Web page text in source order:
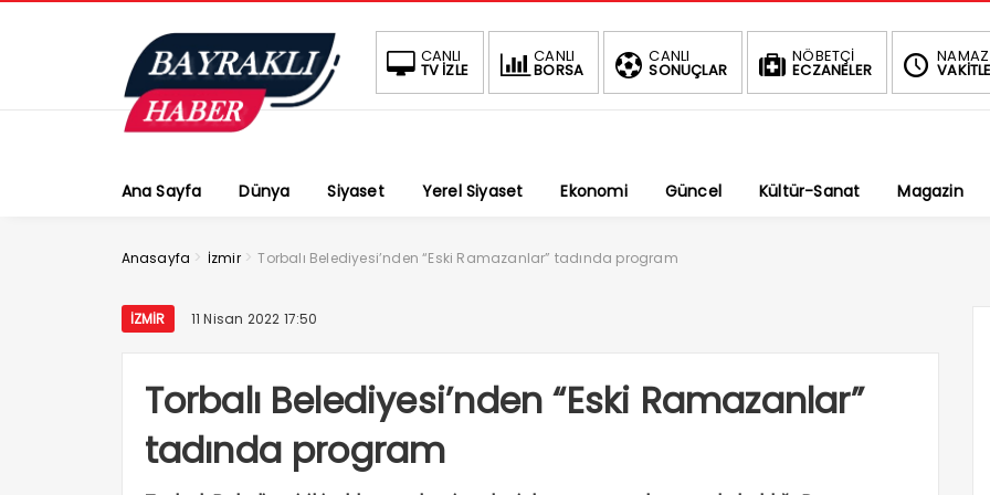
CANLI
TV İZLE
CANLI
BORSA
CANLI
SONUÇLAR
NÖBETÇİ
ECZANELER
NAMAZ
BIST
-0.03% 1.690,16
DOLAR
% 47,6787
Ana Sayfa Dünya Siyaset Yerel Siyaset Ekonomi Güncel Kültür-Sanat Magazin
Anasayfa > İzmir >Torbalı Belediyesi’nden “Eski Ramazanlar” tadında program
İZMIR 11 Nisan 2022 17:50
Torbalı Belediyesi’nden “Eski Ramazanlar”
tadında program